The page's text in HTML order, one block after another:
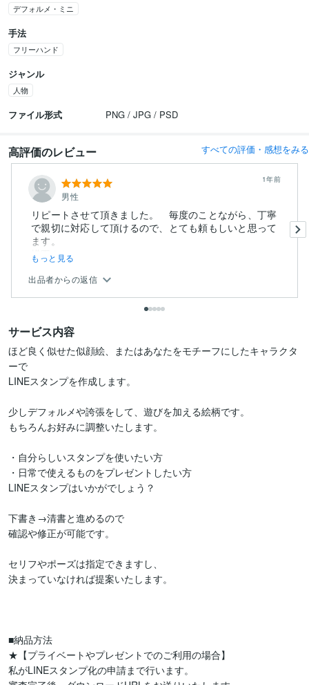
デフォルメ・ミニ
手法
フリーハンド
ジャンル
人物
ファイル形式 PNG / JPG / PSD
高評価のレビュー すべての評価・感想をみる
男性
1年前
リピートさせて頂きました。 毎度のことながら、丁寧
で親切に対応して頂けるので、とても頼もしいと思って
ます。
構図もちょっ...
もっと見る
出品者からの返信
サービス内容
ほど良く似せた似顔絵、またはあなたをモチーフにしたキャラクタ
ーで
LINEスタンプを作成します。
少しデフォルメや誇張をして、遊びを加える絵柄です。
もちろんお好みに調整いたします。
・自分らしいスタンプを使いたい方
・日常で使えるものをプレゼントしたい方
LINEスタンプはいかがでしょう？
下書き→清書と進めるので
確認や修正が可能です。
セリフやポーズは指定できますし、
決まっていなければ提案いたします。
■納品方法
★【プライベートやプレゼントでのご利用の場合】
私がLINEスタンプ化の申請まで行います。